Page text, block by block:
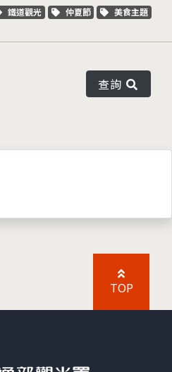
關鍵字標籤
鐵道觀光 關鍵字標籤
仲夏節 關鍵字標籤
美食主題
查詢
TOP